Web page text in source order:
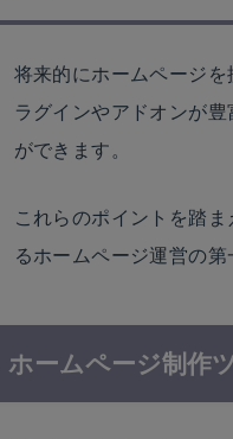
将来的にホームページ
ラグインやアドオンが
ができます。
これらのポイントを踏
るホームページ運営の第
ホームページ制作